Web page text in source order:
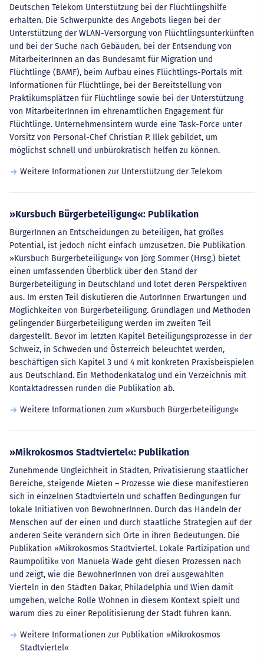
Deutschen Telekom Unterstützung bei der Flüchtlingshilfe
erhalten. Die Schwerpunkte des Angebots liegen bei der
Unterstützung der WLAN-Versorgung von Flüchtlingsunterkünften
und bei der Suche nach Gebäuden, bei der Entsendung von
MitarbeiterInnen an das Bundesamt für Migration und
Flüchtlinge (BAMF), beim Aufbau eines Flüchtlings-Portals mit
Informationen für Flüchtlinge, bei der Bereitstellung von
Praktikumsplätzen für Flüchtlinge sowie bei der Unterstützung
von MitarbeiterInnen im ehrenamtlichen Engagement für
Flüchtlinge. Unternehmensintern wurde eine Task-Force unter
Vorsitz von Personal-Chef Christian P. Illek gebildet, um
möglichst schnell und unbürokratisch helfen zu können.
Weitere Informationen zur Unterstützung der Telekom
»Kursbuch Bürgerbeteiligung«: Publikation
BürgerInnen an Entscheidungen zu beteiligen, hat großes
Potential, ist jedoch nicht einfach umzusetzen. Die Publikation
»Kursbuch Bürgerbeteiligung« von Jörg Sommer (Hrsg.) bietet
einen umfassenden Überblick über den Stand der
Bürgerbeteiligung in Deutschland und lotet deren Perspektiven
aus. Im ersten Teil diskutieren die AutorInnen Erwartungen und
Möglichkeiten von Bürgerbeteiligung. Grundlagen und Methoden
gelingender Bürgerbeteiligung werden im zweiten Teil
dargestellt. Bevor im letzten Kapitel Beteiligungsprozesse in der
Schweiz, in Schweden und Österreich beleuchtet werden,
beschäftigen sich Kapitel 3 und 4 mit konkreten Praxisbeispielen
aus Deutschland. Ein Methodenkatalog und ein Verzeichnis mit
Kontaktadressen runden die Publikation ab.
Weitere Informationen zum »Kursbuch Bürgerbeteiligung«
»Mikrokosmos Stadtviertel«: Publikation
Zunehmende Ungleichheit in Städten, Privatisierung staatlicher
Bereiche, steigende Mieten – Prozesse wie diese manifestieren
sich in einzelnen Stadtvierteln und schaffen Bedingungen für
lokale Initiativen von BewohnerInnen. Durch das Handeln der
Menschen auf der einen und durch staatliche Strategien auf der
anderen Seite verändern sich Orte in ihren Bedeutungen. Die
Publikation »Mikrokosmos Stadtviertel. Lokale Partizipation und
Raumpolitik« von Manuela Wade geht diesen Prozessen nach
und zeigt, wie die BewohnerInnen von drei ausgewählten
Vierteln in den Städten Dakar, Philadelphia und Wien damit
umgehen, welche Rolle Wohnen in diesem Kontext spielt und
warum dies zu einer Repolitisierung der Stadt führen kann.
Weitere Informationen zur Publikation »Mikrokosmos
Stadtviertel«